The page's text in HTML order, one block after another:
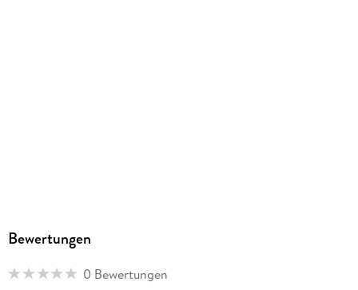
Bewertungen
0 Bewertungen